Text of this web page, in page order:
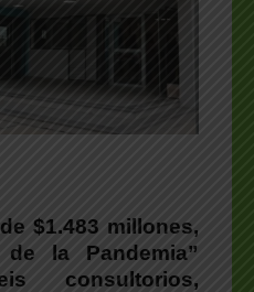
$1.483 millones,
la Pandemia”
consultorios,